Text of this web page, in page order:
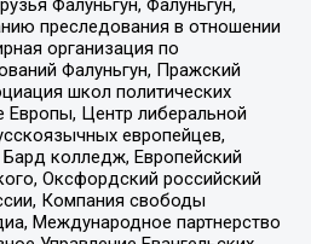
Фалуньгун, Фалуньгун,
преследования в отношении
организация по
Фалуньгун, Пражский
школ политических
Европы, Центр либеральной
европейцев,
колледж, Европейский
Оксфордский российский
Компания свободы
Международное партнерство